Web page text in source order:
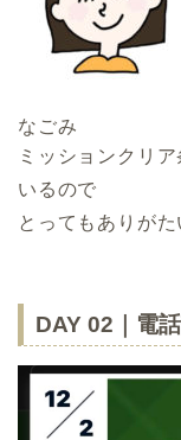
なごみ
ミッションクリ
いるので
とってもありが
DAY 02｜電